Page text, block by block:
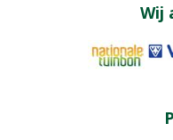
Wij